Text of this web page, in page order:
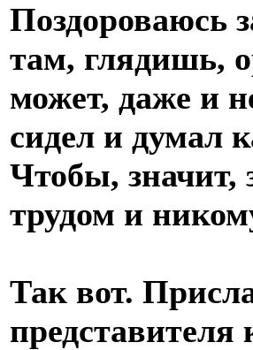
Поздороваюсь
там, глядишь,
может, даже и
сидел и думал
Чтобы, значит,
трудом и
Так вот.
представителя